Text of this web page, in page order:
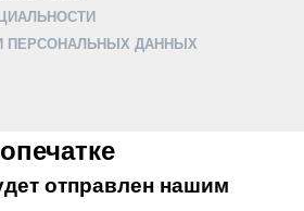
ПЕРСОНАЛЬНЫХ ДАННЫХ
отправлен нашим